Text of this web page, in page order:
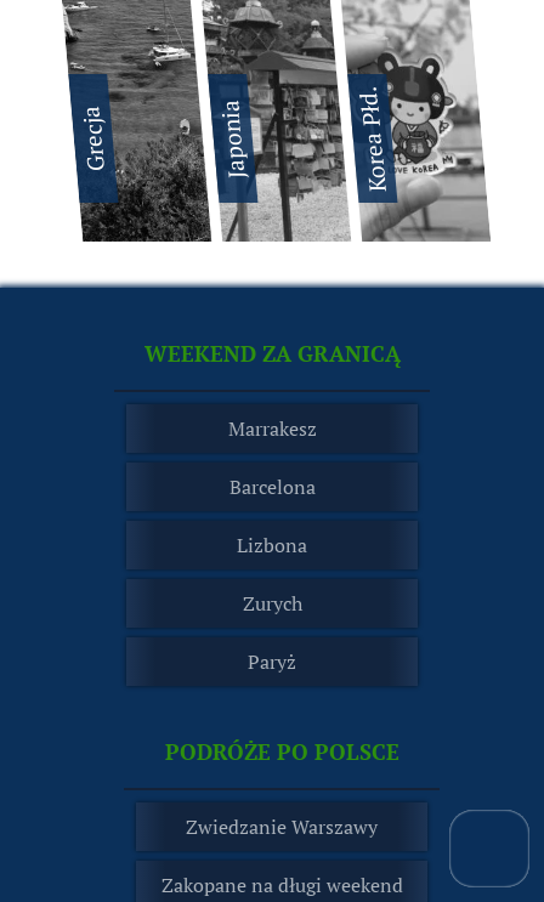
Grecja Japonia Korea Płd.
WEEKEND ZA GRANICĄ
Marrakesz
Barcelona
Lizbona
Zurych
Paryż
PODRÓŻE PO POLSCE
Zwiedzanie Warszawy
Zakopane na długi weekend